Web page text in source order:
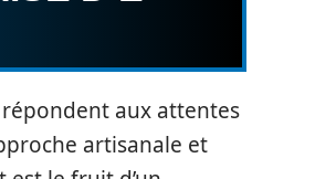
aux attentes
artisanale et